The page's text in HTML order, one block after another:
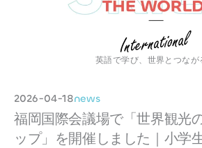
英語で学び、世界とつなが
2026-04-18news
福岡国際会議場で「世界観光
ップ」を開催しました｜小学